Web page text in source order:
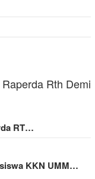
RT…
KKN UMM…